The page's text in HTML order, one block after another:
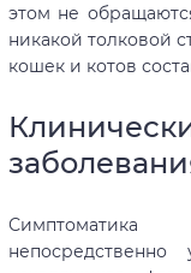
этом не
никакой толковой
кошек и котов
Симптоматика